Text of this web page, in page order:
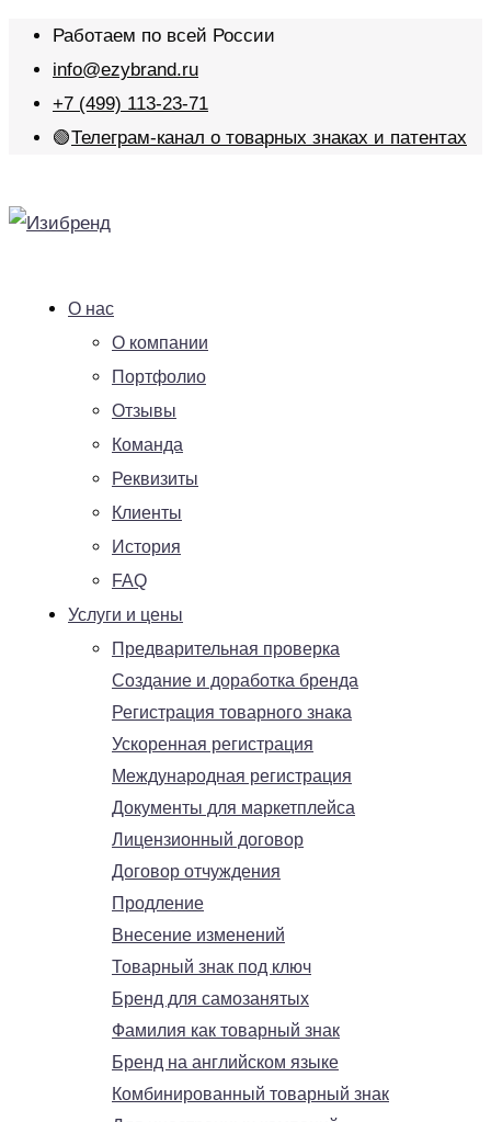
Работаем по всей России
info@ezybrand.ru
+7 (499) 113-23-71
🟢Телеграм-канал о товарных знаках и патентах
О нас
О компании
Портфолио
Отзывы
Команда
Реквизиты
Клиенты
История
FAQ
Услуги и цены
Предварительная проверка
Создание и доработка бренда
Регистрация товарного знака
Ускоренная регистрация
Международная регистрация
Документы для маркетплейса
Лицензионный договор
Договор отчуждения
Продление
Внесение изменений
Товарный знак под ключ
Бренд для самозанятых
Фамилия как товарный знак
Бренд на английском языке
Комбинированный товарный знак